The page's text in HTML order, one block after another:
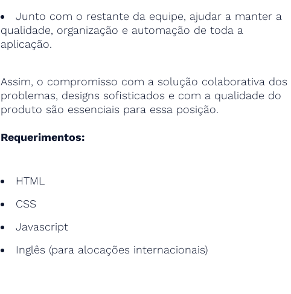
Junto com o restante da equipe, ajudar a manter a
qualidade, organização e automação de toda a
aplicação.
Assim, o compromisso com a solução colaborativa dos
problemas, designs sofisticados e com a qualidade do
produto são essenciais para essa posição.
Requerimentos:
HTML
CSS
Javascript
Inglês (para alocações internacionais)